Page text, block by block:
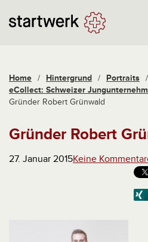
Home / Hintergrund / Portraits /
eCollect: Schweizer
Gründer Robert Grünwald
Gründer Robert
27. Januar 2015Keine